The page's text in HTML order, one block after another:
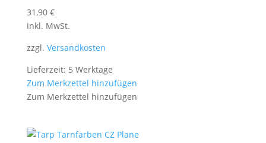
31,90 €
inkl. MwSt.
zzgl. Versandkosten
Lieferzeit: 5 Werktage
Zum Merkzettel hinzufügen
Zum Merkzettel hinzufügen